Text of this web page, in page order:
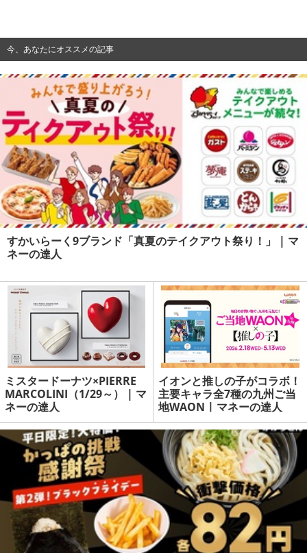
今、あなたにオススメの記事
すかいらーく9ブランド「真夏のテイクアウト祭り！」 | マ
ネーの達人
ミスタードーナツ×PIERRE
MARCOLINI（1/29～） | マ
ネーの達人
イオンと推しの子がコラボ！
主要キャラ全7種の九州ご当
地WAON | マネーの達人